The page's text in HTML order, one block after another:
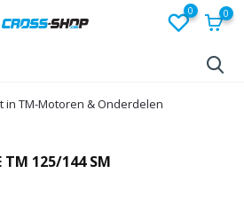
0 0
in TM-Motoren & Onderdelen
TM 125/144 SM